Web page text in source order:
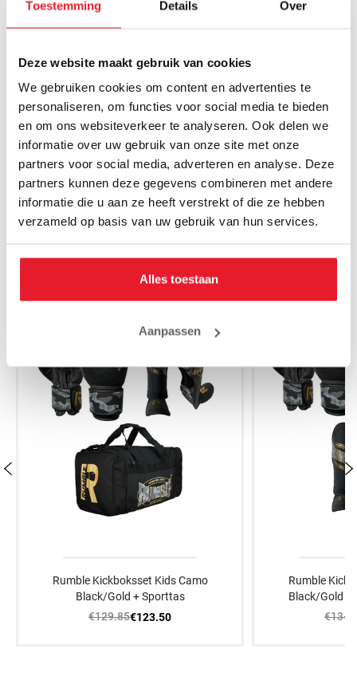
Toestemming Details Over
Deze website maakt gebruik van cookies
We gebruiken cookies om content en advertenties te
personaliseren, om functies voor social media te bieden
en om ons websiteverkeer te analyseren. Ook delen we
informatie over uw gebruik van onze site met onze
partners voor social media, adverteren en analyse. Deze
partners kunnen deze gegevens combineren met andere
informatie die u aan ze heeft verstrekt of die ze hebben
verzameld op basis van uw gebruik van hun services.
Alles toestaan
Aanpassen
M31 cm
L32 cm
Voet lengte:
S 10 cm
11 cm
De Rumble Camo in leverbaar in diversen kleuren:
Zwart-Goud-Grijs
Zwart-Oranje-Wit
Rumble Kickboksset Kids Camo
Black/Gold + Sporttas
€129.85€123.50
Rumble
Black/Gold +